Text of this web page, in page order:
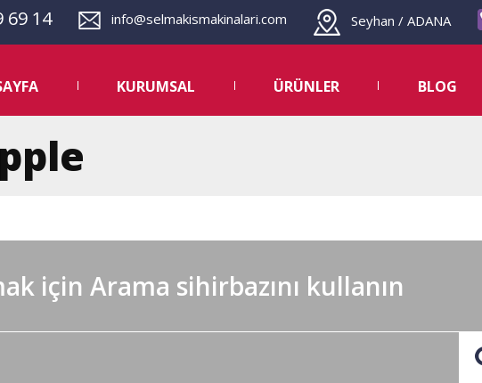
69 14 info@selmakismakinalari.com Seyhan / ADANA
KURUMSAL ÜRÜNLER BLOG
için Arama sihirbazını kullanın